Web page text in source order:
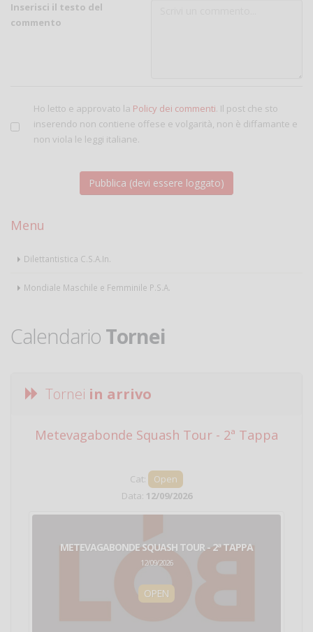
Inserisci il testo del
commento
Ho letto e approvato la Policy dei commenti. Il post che sto
inserendo non contiene offese e volgarità, non è diffamante e
non viola le leggi italiane.
Menu
Dilettantistica C.S.A.In.
Mondiale Maschile e Femminile P.S.A.
Calendario Tornei
Tornei in arrivo
Metevagabonde Squash Tour - 2ª Tappa
Cat:
Open
Data: 12/09/2026
METEVAGABONDE SQUASH TOUR - 2ª TAPPA
12/09/2026
OPEN